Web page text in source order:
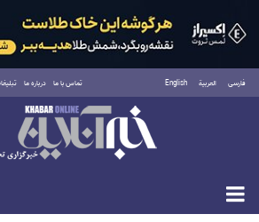
فارسی العربية English تماس با ما درباره ما
شنبه ۱۷ مرداد ۱۴۰۵